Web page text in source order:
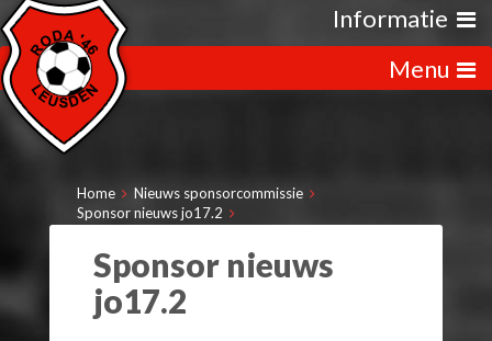
Informatie
Menu
Home
Nieuws sponsorcommissie
Sponsor nieuws jo17.2
Sponsor nieuws
jo17.2